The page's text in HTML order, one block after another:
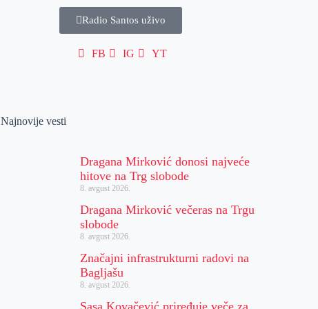
Radio Santos uživo
FB IG YT
Najnovije vesti
Dragana Mirković donosi najveće
hitove na Trg slobode
8. avgust 2026.
Dragana Mirković večeras na Trgu
slobode
8. avgust 2026.
Značajni infrastrukturni radovi na
Bagljašu
8. avgust 2026.
Sasa Kovačević priređuje veče za